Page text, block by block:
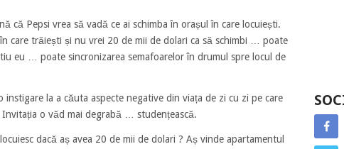
că Pepsi vrea să vadă ce ai schimba în orașul în care locuiești.
care trăiești și nu vrei 20 de mii de dolari ca să schimbi … poate
eu … poate sincronizarea semafoarelor în drumul spre locul de
la a căuta aspecte negative din viața de zi cu zi pe care
Invitația o văd mai degrabă … studențească.
dacă aș avea 20 de mii de dolari ? Aș vinde apartamentul